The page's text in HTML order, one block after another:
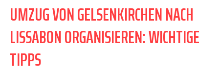
UMZUG VON GELSENKIRCHEN NACH
LISSABON ORGANISIEREN: WICHTIGE
TIPPS